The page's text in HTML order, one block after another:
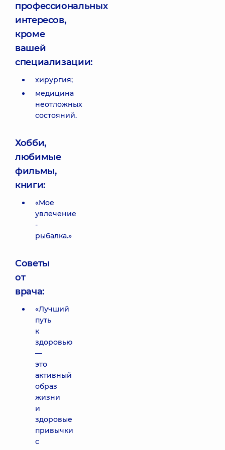
профессиональных
интересов,
кроме
вашей
специализации:
хирургия;
медицина
неотложных
состояний.
Хобби,
любимые
фильмы,
книги:
«Мое
увлечение
-
рыбалка.»
Советы
от
врача:
«Лучший
путь
к
здоровью
—
это
активный
образ
жизни
и
здоровые
привычки
с